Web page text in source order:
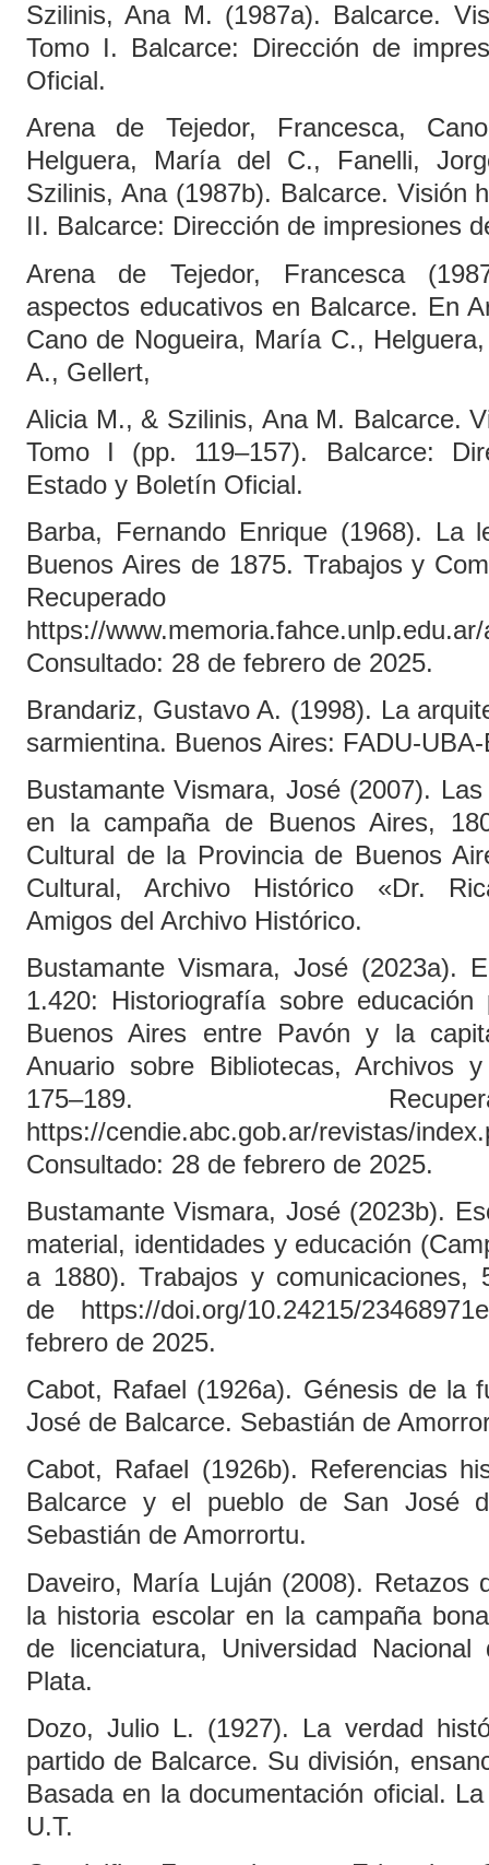
Szilinis, Ana M. (1987a). Balcarce.
Tomo I. Balcarce: Dirección de
Oficial.
Arena de Tejedor, Francesca,
Helguera, María del C., Fanelli,
Szilinis, Ana (1987b). Balcarce. Visión
II. Balcarce: Dirección de impresiones
Arena de Tejedor, Francesca
aspectos educativos en Balcarce. En
Cano de Nogueira, María C.,
A., Gellert,
Alicia M., & Szilinis, Ana M. Balcarce.
Tomo I (pp. 119–157). Balcarce:
Estado y Boletín Oficial.
Barba, Fernando Enrique (1968). La
Buenos Aires de 1875. Trabajos y
https://
Consultado: 28 de febrero de 2025.
Brandariz, Gustavo A. (1998). La
sarmientina. Buenos Aires: FADU-
Bustamante Vismara, José (2007).
en la campaña de Buenos Aires,
Cultural de la Provincia de Buenos
Cultural, Archivo Histórico «Dr.
Amigos del Archivo Histórico.
Bustamante Vismara, José (2023a).
1.420: Historiografía sobre
Buenos Aires entre Pavón y la
Anuario sobre Bibliotecas, Archivos
175–189.
https://cendie.abc.gob.ar/revistas/
Consultado: 28 de febrero de 2025.
Bustamante Vismara, José (2023b).
material, identidades y educación
a 1880). Trabajos y comunicaciones,
de https://doi.org/10.24215/
febrero de 2025.
Cabot, Rafael (1926a). Génesis de la
José de Balcarce. Sebastián de
Cabot, Rafael (1926b). Referencias
Balcarce y el pueblo de San José
Sebastián de Amorrortu.
Daveiro, María Luján (2008). Retazos
la historia escolar en la campaña
de licenciatura, Universidad
Plata.
Dozo, Julio L. (1927). La verdad
partido de Balcarce. Su división,
Basada en la documentación oficial.
U.T.